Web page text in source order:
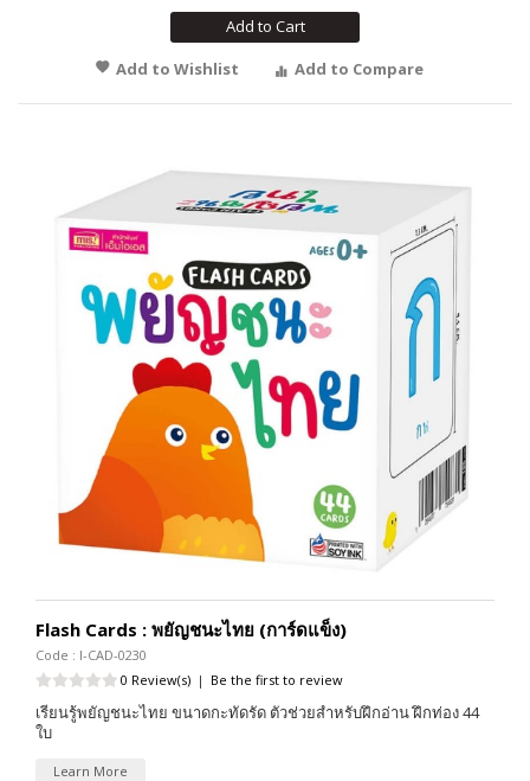
Add to Cart
Add to Wishlist
Add to Compare
Flash Cards : พยัญชนะไทย (การ์ดแข็ง)
Code : I-CAD-0230
0 Review(s) | Be the first to review
เรียนรู้พยัญชนะไทย ขนาดกะทัดรัด ตัวช่วยสำหรับฝึกอ่าน ฝึกท่อง 44
ใบ
Learn More